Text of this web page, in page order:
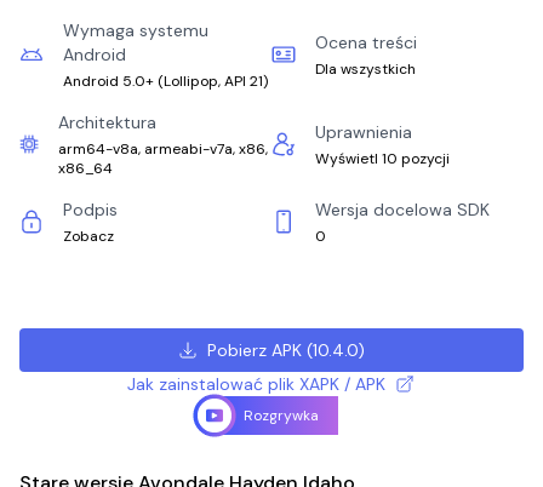
Wymaga systemu
Android
Android 5.0+(Lollipop, API 21)
Ocena treści
Dla wszystkich
Architektura
arm64-v8a, armeabi-v7a, x86,
x86_64
Uprawnienia
Wyświetl 10 pozycji
Podpis
Zobacz
Wersja docelowa SDK
0
Pobierz APK(10.4.0)
Jak zainstalować plik XAPK / APK
Rozgrywka